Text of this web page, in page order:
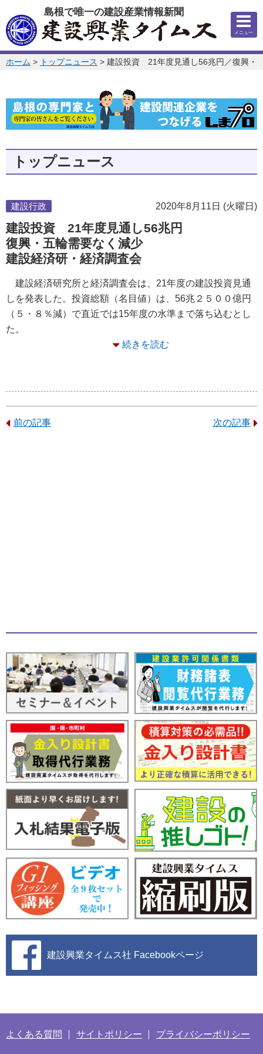
このページの本文へ
島根で唯一の建設産業情報新聞
メニュー
このページの位置:
ホーム > トップニュース > 建設投資 21年度見通し56兆円／復興・
トップニュース
2020年8月11日 (火曜日)
建設行政
建設投資 21年度見通し56兆円
復興・五輪需要なく減少
建設経済研・経済調査会
建設経済研究所と経済調査会は、21年度の建設投資見通
しを発表した。投資総額（名目値）は、56兆２５００億円
（５・８％減）で直近では15年度の水準まで落ち込むとし
た。
続きを読む
前の記事 次の記事
建設興業タイムス社 Facebookページ
よくある質問 サイトポリシー プライバシーポリシー